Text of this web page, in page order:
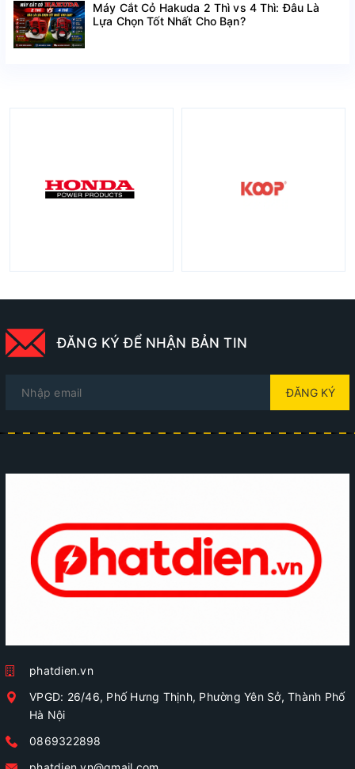
Máy Cắt Cỏ Hakuda 2 Thì vs 4 Thì: Đâu Là
Lựa Chọn Tốt Nhất Cho Bạn?
ĐĂNG KÝ ĐỂ NHẬN BẢN TIN
ĐĂNG KÝ
phatdien.vn
VPGD: 26/46, Phố Hưng Thịnh, Phường Yên Sở, Thành Phố
Hà Nội
0869322898